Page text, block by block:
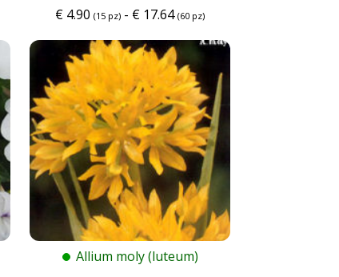
€ 4.90 (15 pz) - € 17.64 (60 pz)
Allium moly (luteum)